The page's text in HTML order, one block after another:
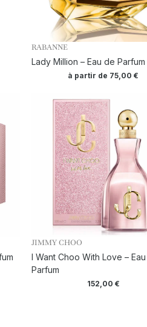
RABANNE
Lady Million – Eau de Parfum
à partir de 75,00€
JIMMY CHOO
I Want Choo With Love –
Parfum
152,00 €